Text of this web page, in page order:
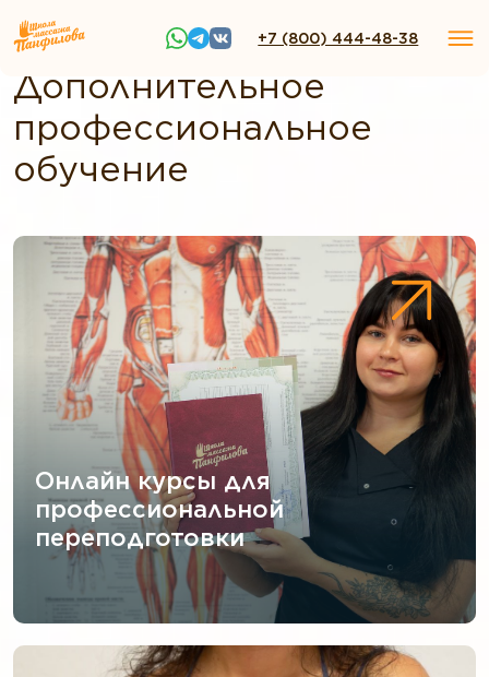
+7 (800) 444-48-38
ШМП»Дистанционное обучение массажу
Дополнительное
профессиональное
обучение
Онлайн курсы для
профессиональной
переподготовки